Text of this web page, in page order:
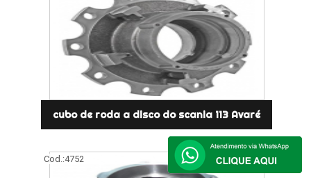
cubo de roda a disco do scania 113 Avaré
Cod.:4752